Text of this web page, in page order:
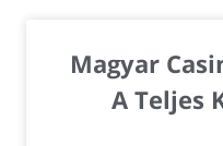
Magyar
A Teljes